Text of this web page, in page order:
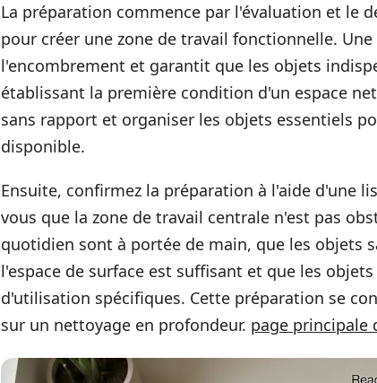
La préparation commence par l'évaluation et le
pour créer une zone de travail fonctionnelle.
l'encombrement et garantit que les objets
établissant la première condition d'un espace
sans rapport et organiser les objets essentiels
disponible.
Ensuite, confirmez la préparation à l'aide d'une
vous que la zone de travail centrale n'est pas
quotidien sont à portée de main, que les objets
l'espace de surface est suffisant et que les
d'utilisation spécifiques. Cette préparation se
sur un nettoyage en profondeur. page principale